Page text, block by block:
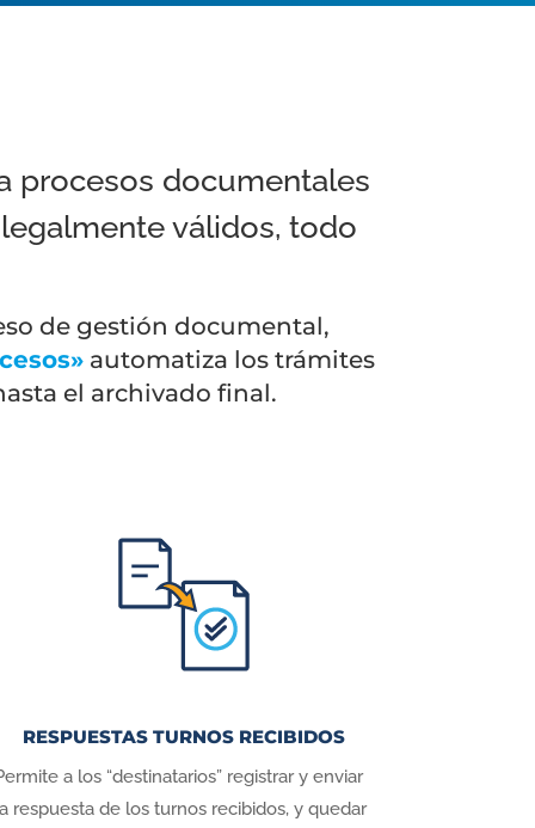
procesos documentales
válidos, todo
de gestión documental,
automatiza los trámites
el archivado final.
RESPUESTAS TURNOS RECIBIDOS
a los “destinatarios” registrar y enviar
respuesta de los turnos recibidos, y quedar